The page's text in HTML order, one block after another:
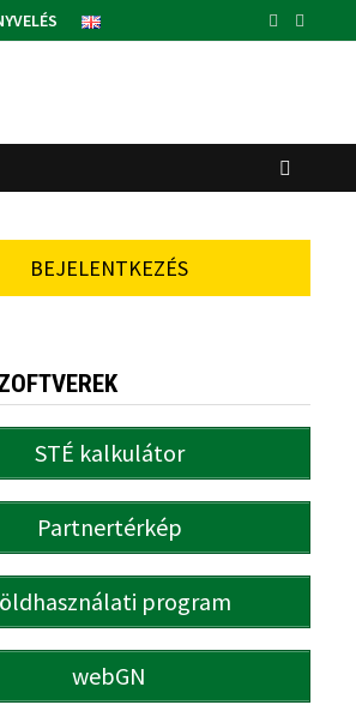
BEJELENTKEZÉS
STÉ kalkulátor
Partnertérkép
program
webGN